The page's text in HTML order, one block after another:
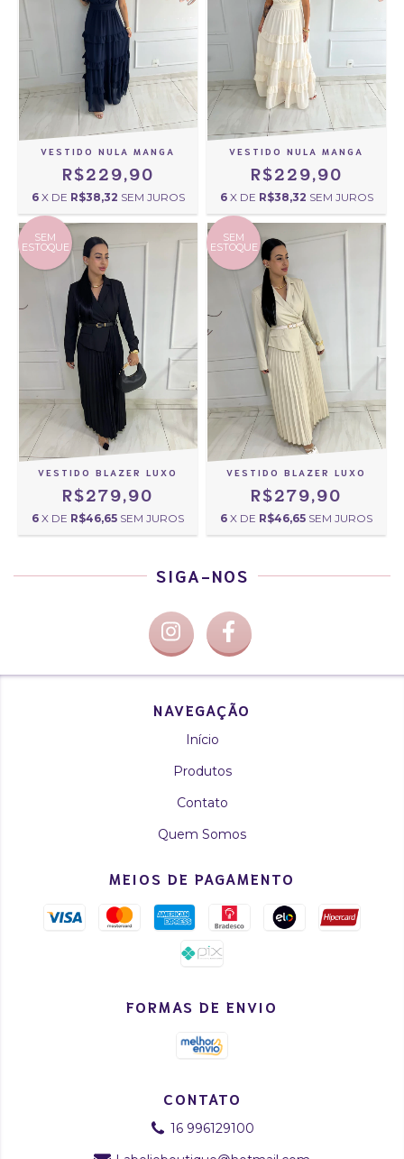
VESTIDO NULA MANGA
R$229,90
6 X DE R$38,32 SEM JUROS
VESTIDO NULA MANGA
R$229,90
6 X DE R$38,32 SEM JUROS
SEM
ESTOQUE
VESTIDO BLAZER LUXO
R$279,90
6 X DE R$46,65 SEM JUROS
SEM
ESTOQUE
VESTIDO BLAZER LUXO
R$279,90
6 X DE R$46,65 SEM JUROS
SIGA-NOS
NAVEGAÇÃO
Início
Produtos
Contato
Quem Somos
MEIOS DE PAGAMENTO
FORMAS DE ENVIO
CONTATO
16 996129100